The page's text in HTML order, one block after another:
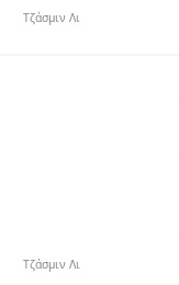
Τζάσμιν Λι
Τζάσμιν Λι